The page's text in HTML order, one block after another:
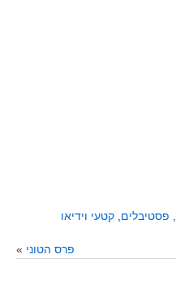
פסטיבלים קטעי וידיאו
פרס הטוני »